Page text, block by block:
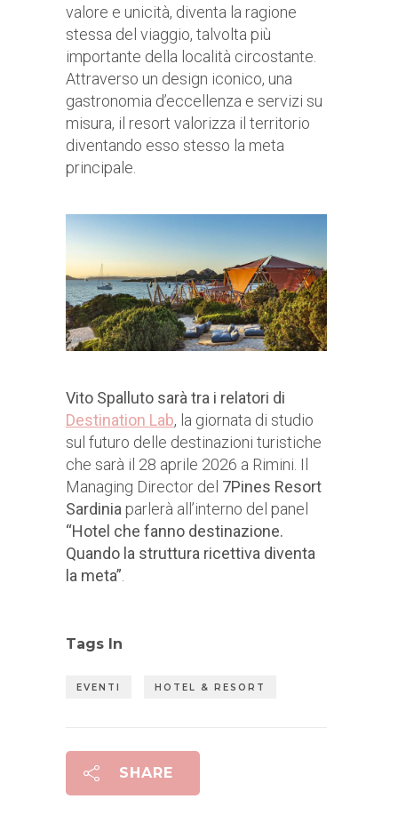
valore e unicità, diventa la ragione
stessa del viaggio, talvolta più
importante della località circostante.
Attraverso un design iconico, una
gastronomia d’eccellenza e servizi su
misura, il resort valorizza il territorio
diventando esso stesso la meta
principale.
Vito Spalluto sarà tra i relatori di
Destination Lab, la giornata di studio
sul futuro delle destinazioni turistiche
che sarà il 28 aprile 2026 a Rimini. Il
Managing Director del 7Pines Resort
Sardinia parlerà all’interno del panel
“Hotel che fanno destinazione.
Quando la struttura ricettiva diventa
la meta”
Tags In
EVENTI HOTEL & RESORT
SHARE